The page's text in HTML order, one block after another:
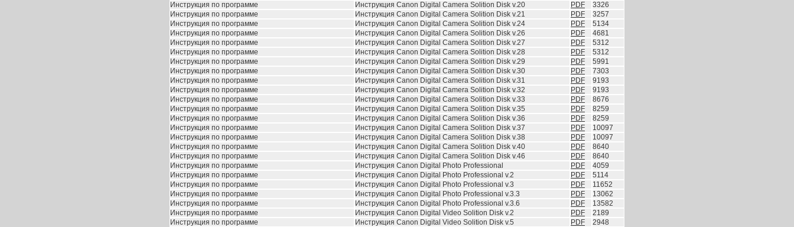
Инструкция по программе
Инструкция Canon Digital Camera Solition Disk v.20 PDF
3326
Инструкция по программе
Инструкция Canon Digital Camera Solition Disk v.21 PDF
3257
Инструкция по программе
Инструкция Canon Digital Camera Solition Disk v.24 PDF
5134
Инструкция по программе
Инструкция Canon Digital Camera Solition Disk v.26 PDF
4681
Инструкция по программе
Инструкция Canon Digital Camera Solition Disk v.27 PDF
5312
Инструкция по программе
Инструкция Canon Digital Camera Solition Disk v.28 PDF
5312
Инструкция по программе
Инструкция Canon Digital Camera Solition Disk v.29 PDF
5991
Инструкция по программе
Инструкция Canon Digital Camera Solition Disk v.30 PDF
7303
Инструкция по программе
Инструкция Canon Digital Camera Solition Disk v.31 PDF
9193
Инструкция по программе
Инструкция Canon Digital Camera Solition Disk v.32 PDF
9193
Инструкция по программе
Инструкция Canon Digital Camera Solition Disk v.33 PDF
8676
Инструкция по программе
Инструкция Canon Digital Camera Solition Disk v.35 PDF
8259
Инструкция по программе
Инструкция Canon Digital Camera Solition Disk v.36 PDF
8259
Инструкция по программе
Инструкция Canon Digital Camera Solition Disk v.37 PDF
10097
Инструкция по программе
Инструкция Canon Digital Camera Solition Disk v.38 PDF
10097
Инструкция по программе
Инструкция Canon Digital Camera Solition Disk v.40 PDF
8640
Инструкция по программе
Инструкция Canon Digital Camera Solition Disk v.46 PDF
8640
Инструкция по программе
Инструкция Canon Digital Photo Professional PDF
4059
Инструкция по программе
Инструкция Canon Digital Photo Professional v.2 PDF
5114
Инструкция по программе
Инструкция Canon Digital Photo Professional v.3 PDF
11652
Инструкция по программе
Инструкция Canon Digital Photo Professional v.3.3 PDF
13062
Инструкция по программе
Инструкция Canon Digital Photo Professional v.3.6 PDF
13582
Инструкция по программе
Инструкция Canon Digital Video Solition Disk v.2 PDF
2189
Инструкция по программе
Инструкция Canon Digital Video Solition Disk v.5 PDF
2948